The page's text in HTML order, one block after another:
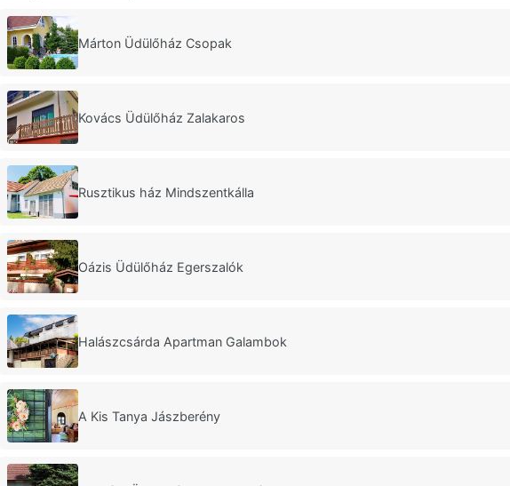
Márton Üdülőház Csopak
Kovács Üdülőház Zalakaros
Rusztikus ház Mindszentkálla
Oázis Üdülőház Egerszalók
Halászcsárda Apartman Galambok
A Kis Tanya Jászberény